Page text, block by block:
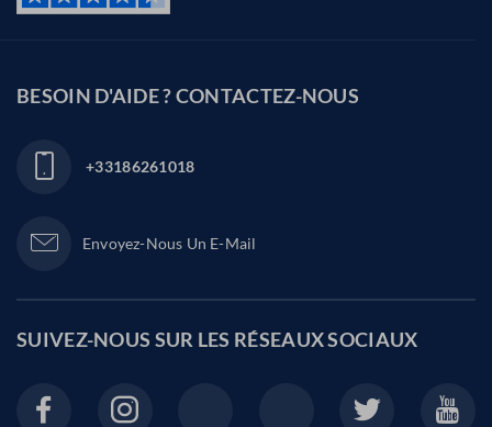
BESOIN D'AIDE ? CONTACTEZ-NOUS
+33186261018
Envoyez-Nous Un E-Mail
SUIVEZ-NOUS SUR LES RÉSEAUX SOCIAUX